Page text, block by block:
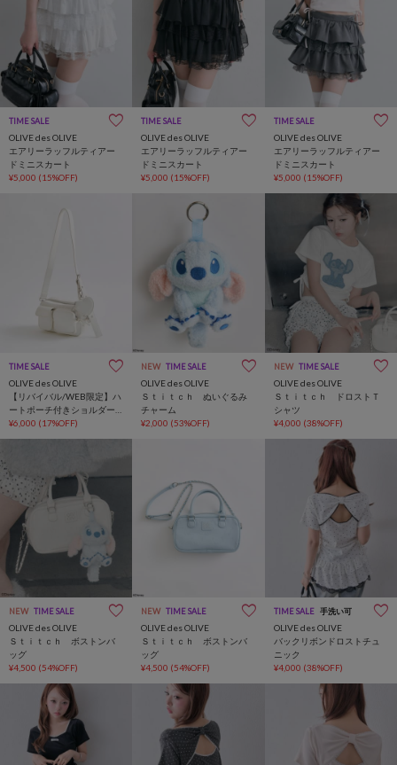
TIME SALE
OLIVE des OLIVE
エアリーラッフルティアー
ドミニスカート
¥5,000 (15%OFF)
TIME SALE
OLIVE des OLIVE
エアリーラッフルティアー
ドミニスカート
¥5,000 (15%OFF)
TIME SALE
OLIVE des OLIVE
エアリーラッフルティアー
ドミニスカート
¥5,000 (15%OFF)
TIME SALE
OLIVE des OLIVE
【リバイバル/WEB限定】ハ
ートポーチ付きショルダー
バッグ
¥6,000 (17%OFF)
NEW TIME SALE
OLIVE des OLIVE
Ｓｔｉｔｃｈ ぬいぐるみ
チャーム
¥2,000 (53%OFF)
NEW TIME SALE
OLIVE des OLIVE
Ｓｔｉｔｃｈ ドロストＴ
シャツ
¥4,000 (38%OFF)
NEW TIME SALE
OLIVE des OLIVE
Ｓｔｉｔｃｈ ボストンバ
ッグ
¥4,500 (54%OFF)
NEW TIME SALE
OLIVE des OLIVE
Ｓｔｉｔｃｈ ボストンバ
ッグ
¥4,500 (54%OFF)
TIME SALE 手洗い可
OLIVE des OLIVE
バックリボンドロストチュ
ニック
¥4,000 (38%OFF)